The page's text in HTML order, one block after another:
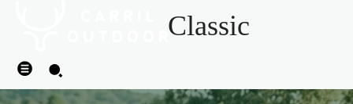
Classic